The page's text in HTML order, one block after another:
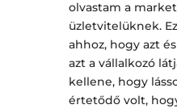
olvastam a
üzletvitelüknek.
ahhoz, hogy azt
azt a vállalkozó
kellene, hogy
értetődő volt,